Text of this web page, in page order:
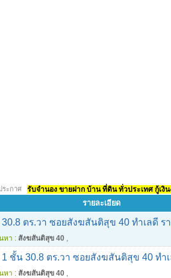
ระกาศ รับจำนอง ขายฝาก บ้าน ที่ดิน ทั่วประเทศ กู้เงิ
รายละเอียด
30.8 ตร.วา ซอยสังฆสันติสุข 40 ทำเลดี ร
หา : สังฆสันติสุข 40 ,
1 ชั้น 30.8 ตร.วา ซอยสังฆสันติสุข 40 ทำ
หา : สังฆสันติสุข 40 ,